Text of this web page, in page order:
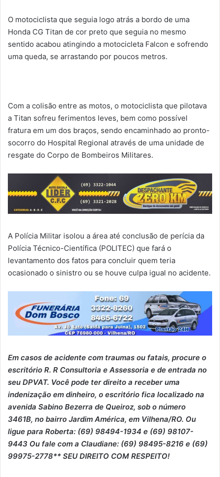
O motociclista que seguia logo atrás a bordo de uma
Honda CG Titan de cor preto que seguia no mesmo
sentido acabou atingindo a motocicleta Falcon e sofrendo
uma queda, se arrastando por poucos metros.
Com a colisão entre as motos, o motociclista que pilotava
a Titan sofreu ferimentos leves, bem como possível
fratura em um dos braços, sendo encaminhado ao pronto-
socorro do Hospital Regional através de uma unidade de
resgate do Corpo de Bombeiros Militares.
A Polícia Militar isolou a área até conclusão de perícia da
Polícia Técnico-Científica (POLITEC) que fará o
levantamento dos fatos para concluir quem teria
ocasionado o sinistro ou se houve culpa igual no acidente.
Em casos de acidente com traumas ou fatais, procure o
escritório R. R Consultoria e Assessoria e de entrada no
seu DPVAT. Você pode ter direito a receber uma
indenização em dinheiro, o escritório fica localizado na
avenida Sabino Bezerra de Queiroz, sob o número
3461B, no bairro Jardim América, em Vilhena/RO. Ou
ligue para Roberta: (69) 98494-1934 e (69) 98107-
9443 Ou fale com a Claudiane: (69) 98495-8216 e (69)
99975-2778** SEU DIREITO COM RESPEITO!